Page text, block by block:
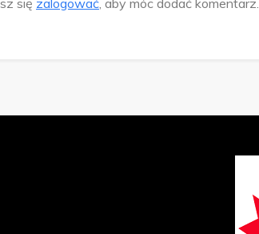
się zalogować, aby móc dodać komentarz.